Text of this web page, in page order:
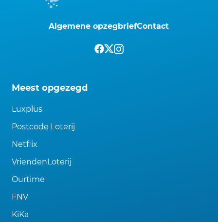
Algemene opzegbriefContact
Meest opgezegd
Luxplus
Postcode Loterij
Netflix
VriendenLoterij
Ourtime
FNV
KiKa